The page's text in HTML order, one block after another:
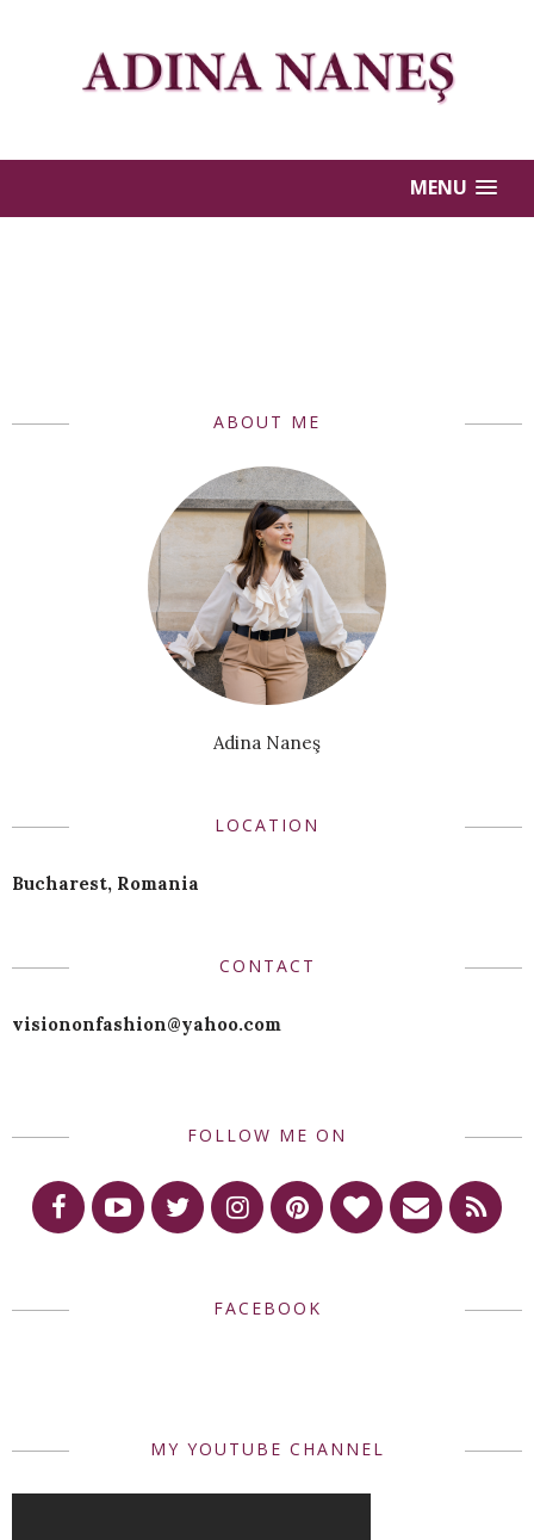
MENU
ABOUT ME
Adina Naneş
LOCATION
Bucharest, Romania
CONTACT
visiononfashion@yahoo.com
FOLLOW ME ON
FACEBOOK
MY YOUTUBE CHANNEL